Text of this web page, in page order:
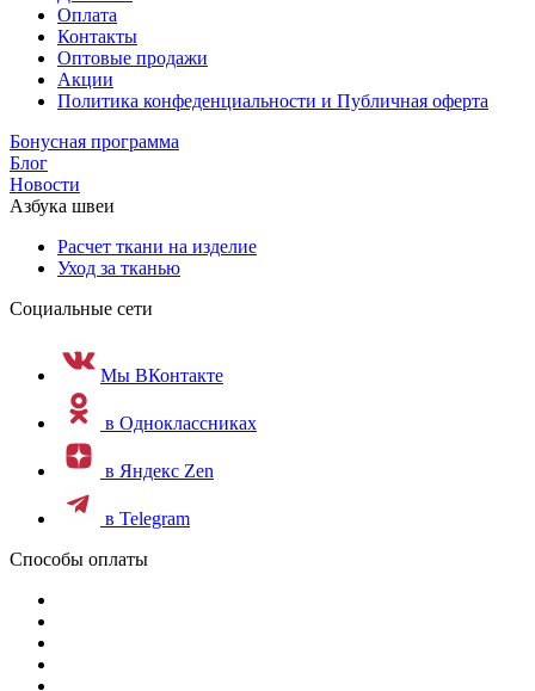
Оплата
Контакты
Оптовые продажи
Акции
Политика конфеденциальности и Публичная оферта
Бонусная программа
Блог
Новости
Азбука швеи
Расчет ткани на изделие
Уход за тканью
Социальные сети
Мы ВКонтакте
в Одноклассниках
в Яндекс Zen
в Telegram
Способы оплаты